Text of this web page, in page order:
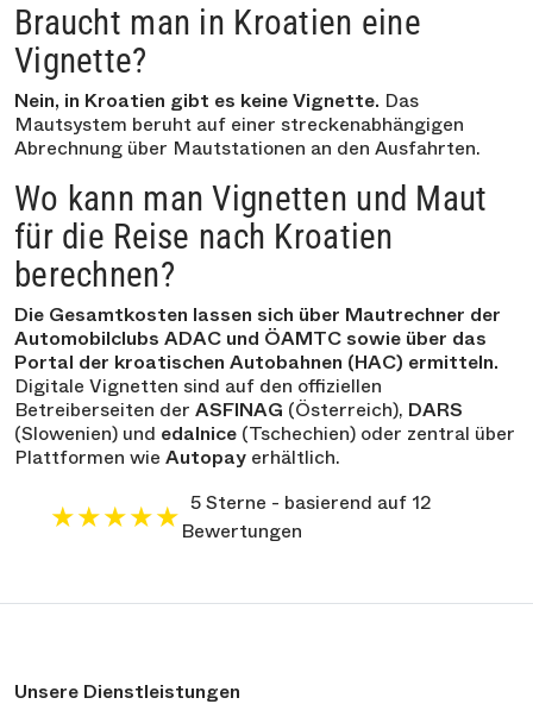
Braucht man in Kroatien eine
Vignette?
Nein, in Kroatien gibt es keine Vignette. Das
Mautsystem beruht auf einer streckenabhängigen
Abrechnung über Mautstationen an den Ausfahrten.
Wo kann man Vignetten und Maut
für die Reise nach Kroatien
berechnen?
Die Gesamtkosten lassen sich über Mautrechner der
Automobilclubs ADAC und ÖAMTC sowie über das
Portal der kroatischen Autobahnen (HAC) ermitteln.
Digitale Vignetten sind auf den offiziellen
Betreiberseiten der ASFINAG (Österreich), DARS
(Slowenien) und edalnice (Tschechien) oder zentral über
Plattformen wie Autopay erhältlich.
★★★★★ 5 Sterne - basierend auf 12
Bewertungen
Unsere Dienstleistungen